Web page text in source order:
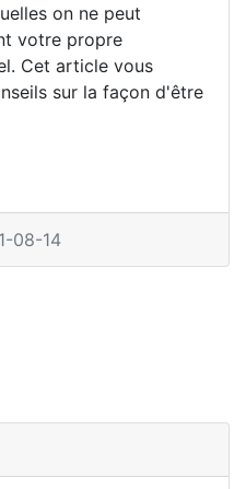
on ne peut
votre propre
Cet article vous
sur la façon d'être
08-14